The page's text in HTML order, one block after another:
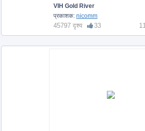
VIH Gold River
प्रकाशक: nicomm
45797 दृश्य 33